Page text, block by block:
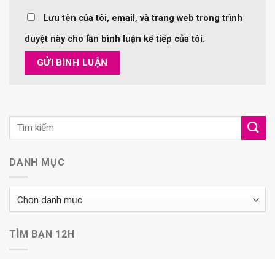
Lưu tên của tôi, email, và trang web trong trình
duyệt này cho lần bình luận kế tiếp của tôi.
DANH MỤC
Danh
TÌM BẠN 12H